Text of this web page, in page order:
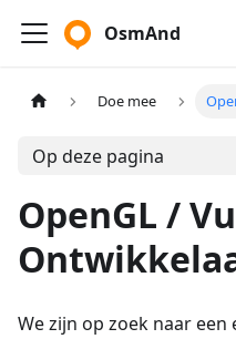
OsmAnd
Doe mee
Op deze pagina
OpenGL /
We zijn op zoek naar